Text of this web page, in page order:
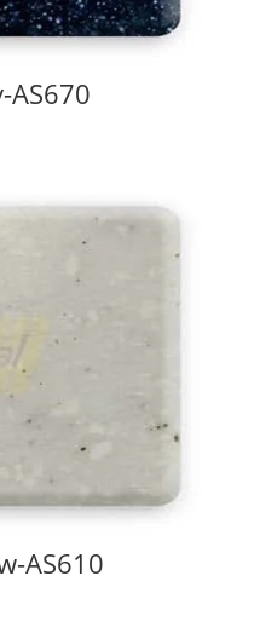
AS670
AS610